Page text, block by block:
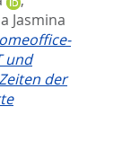
Jasmina
und
der